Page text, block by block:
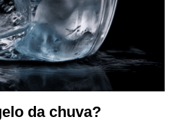
da chuva?